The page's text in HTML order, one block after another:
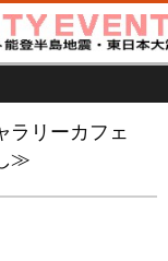
ラリーカフェ
≫